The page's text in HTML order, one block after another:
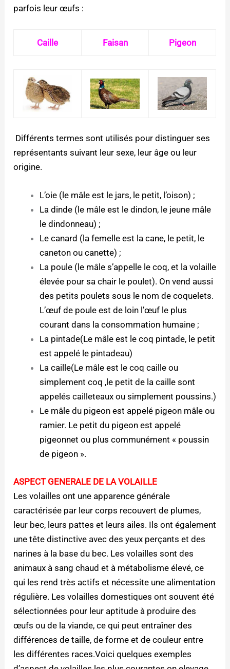
parfois leur œufs :
Caille Faisan Pigeon
Différents termes sont utilisés pour distinguer ses
représentants suivant leursexe, leur âge ou leur
origine.
L’oie (le mâle est le jars, le petit, l’oison) ;
La dinde (le mâle est le dindon, le jeune mâle
le dindonneau) ;
Le canard (la femelle est la cane, le petit, le
caneton ou canette) ;
La poule (le mâle s’appelle le coq, et la volaille
élevée pour sa chair le poulet). On vend aussi
des petits poulets sous le nom de coquelets.
L’œuf de poule est de loin l’œuf le plus
courant dans la consommation humaine ;
La pintade(Le mâle est le coq pintade, le petit
est appelé le pintadeau)
La caille(Le mâle est le coq caille ou
simplement coq ,le petit de la caille sont
appelés cailleteaux ou simplement poussins.)
Le mâle du pigeon est appelé pigeon mâle ou
ramier. Le petit du pigeon est appelé
pigeonnet ou plus communément « poussin
de pigeon ».
ASPECT GENERALE DE LA VOLAILLE
Les volailles ont une apparence générale
caractérisée par leur corps recouvert de plumes,
leur bec, leurs pattes et leurs ailes. Ils ont également
une tête distinctive avec des yeux perçants et des
narines à la base du bec. Les volailles sont des
animaux à sang chaud et à métabolisme élevé, ce
qui les rend très actifs et nécessite une alimentation
régulière. Les volailles domestiques ont souvent été
sélectionnées pour leur aptitude à produire des
œufs ou de la viande, ce qui peut entraîner des
différences de taille, de forme et de couleur entre
les différentes races.Voici quelques exemples